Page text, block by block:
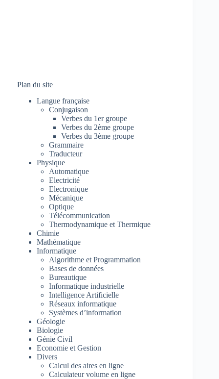
Plan du site
Langue française
Conjugaison
Verbes du 1er groupe
Verbes du 2ème groupe
Verbes du 3ème groupe
Grammaire
Traducteur
Physique
Automatique
Electricité
Electronique
Mécanique
Optique
Télécommunication
Thermodynamique et Thermique
Chimie
Mathématique
Informatique
Algorithme et Programmation
Bases de données
Bureautique
Informatique industrielle
Intelligence Artificielle
Réseaux informatique
Systèmes d’information
Géologie
Biologie
Génie Civil
Economie et Gestion
Divers
Calcul des aires en ligne
Calculateur volume en ligne